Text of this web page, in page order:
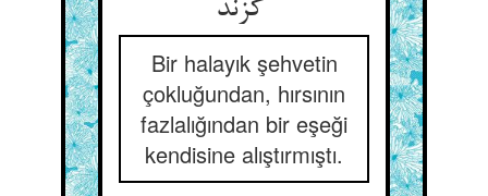
گزند
Bir halayık şehvetin
çokluğundan, hırsının
fazlalığından bir eşeği
kendisine alıştırmıştı.